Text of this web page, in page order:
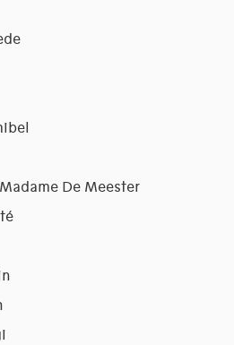
De Meester